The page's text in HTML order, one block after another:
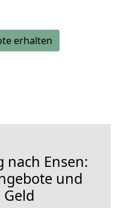
erhalten
nach Ensen:
und